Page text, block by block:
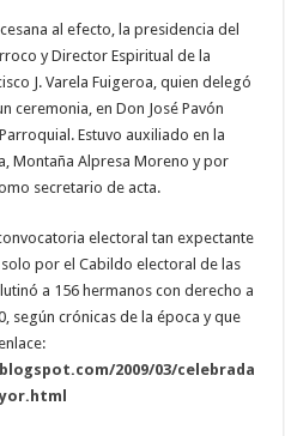
al efecto, la presidencia del
y Director Espiritual de la
J. Varela Fuigeroa, quien delegó
ceremonia, en Don José Pavón
Estuvo auxiliado en la
Montaña Alpresa Moreno y por
secretario de acta.
electoral tan expectante
por el Cabildo electoral de las
a 156 hermanos con derecho a
según crónicas de la época y que
2009/03/celebrada